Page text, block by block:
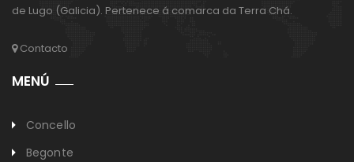
de Lugo (Galicia). Pertenece á comarca da Terra Chá.
Contacto
MENÚ
Concello
Begonte